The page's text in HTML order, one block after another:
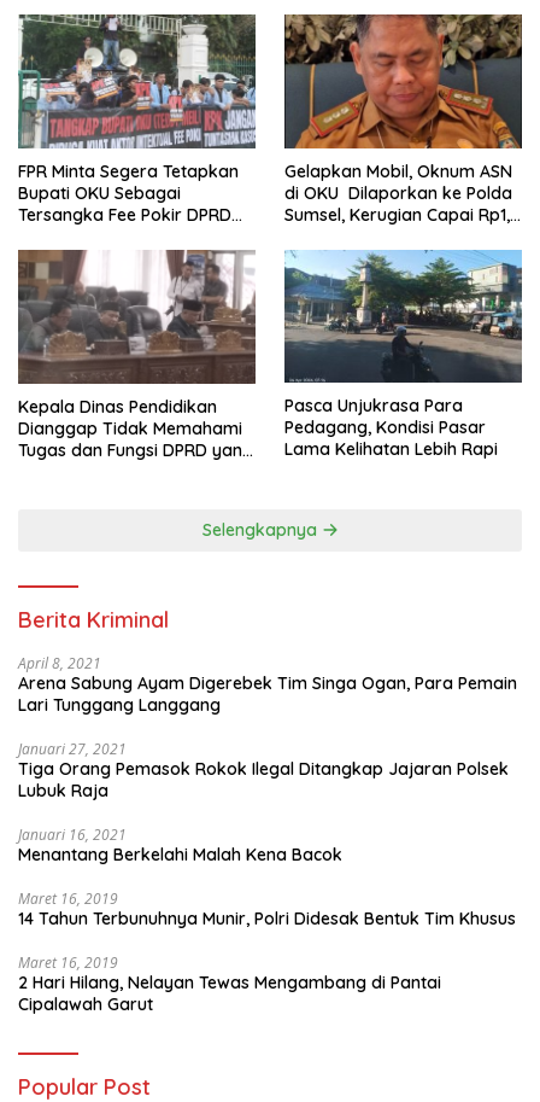
FPR Minta Segera Tetapkan
Bupati OKU Sebagai
Tersangka Fee Pokir DPRD
Gelapkan Mobil, Oknum ASN
di OKU Dilaporkan ke Polda
Sumsel, Kerugian Capai Rp1,2
Kepala Dinas Pendidikan
Dianggap Tidak Memahami
Tugas dan Fungsi DPRD yang
Pasca Unjukrasa Para
Pedagang, Kondisi Pasar
Lama Kelihatan Lebih Rapi
Selengkapnya
Berita Kriminal
April 8, 2021
Arena Sabung Ayam Digerebek Tim Singa Ogan, Para Pemain
Lari Tunggang Langgang
Januari 27, 2021
Tiga Orang Pemasok Rokok Ilegal Ditangkap Jajaran Polsek
Lubuk Raja
Januari 16, 2021
Menantang Berkelahi Malah Kena Bacok
Maret 16, 2019
14 Tahun Terbunuhnya Munir, Polri Didesak Bentuk Tim Khusus
Maret 16, 2019
2 Hari Hilang, Nelayan Tewas Mengambang di Pantai
Cipalawah Garut
Popular Post